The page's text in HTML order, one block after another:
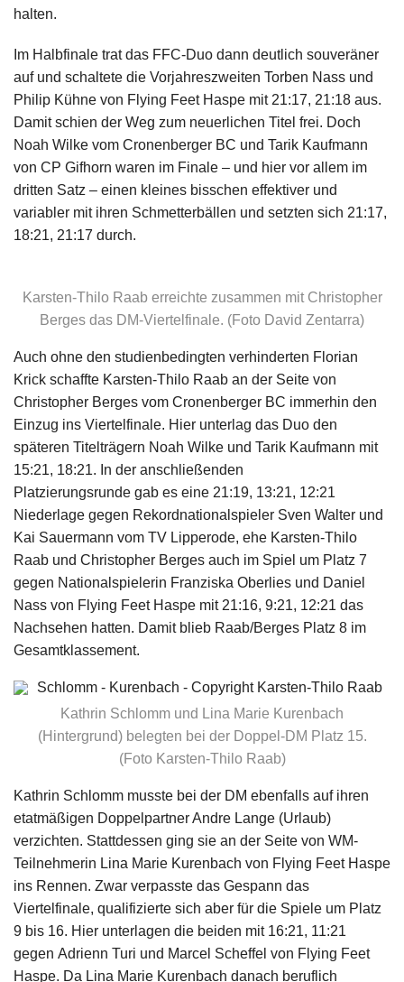
halten.
Im Halbfinale trat das FFC-Duo dann deutlich souveräner
auf und schaltete die Vorjahreszweiten Torben Nass und
Philip Kühne von Flying Feet Haspe mit 21:17, 21:18 aus.
Damit schien der Weg zum neuerlichen Titel frei. Doch
Noah Wilke vom Cronenberger BC und Tarik Kaufmann
von CP Gifhorn waren im Finale – und hier vor allem im
dritten Satz – einen kleines bisschen effektiver und
variabler mit ihren Schmetterbällen und setzten sich 21:17,
18:21, 21:17 durch.
Karsten-Thilo Raab erreichte zusammen mit Christopher
Berges das DM-Viertelfinale. (Foto David Zentarra)
Auch ohne den studienbedingten verhinderten Florian
Krick schaffte Karsten-Thilo Raab an der Seite von
Christopher Berges vom Cronenberger BC immerhin den
Einzug ins Viertelfinale. Hier unterlag das Duo den
späteren Titelträgern Noah Wilke und Tarik Kaufmann mit
15:21, 18:21. In der anschließenden
Platzierungsrunde gab es eine 21:19, 13:21, 12:21
Niederlage gegen Rekordnationalspieler Sven Walter und
Kai Sauermann vom TV Lipperode, ehe Karsten-Thilo
Raab und Christopher Berges auch im Spiel um Platz 7
gegen Nationalspielerin Franziska Oberlies und Daniel
Nass von Flying Feet Haspe mit 21:16, 9:21, 12:21 das
Nachsehen hatten. Damit blieb Raab/Berges Platz 8 im
Gesamtklassement.
Kathrin Schlomm und Lina Marie Kurenbach
(Hintergrund) belegten bei der Doppel-DM Platz 15.
(Foto Karsten-Thilo Raab)
Kathrin Schlomm musste bei der DM ebenfalls auf ihren
etatmäßigen Doppelpartner Andre Lange (Urlaub)
verzichten. Stattdessen ging sie an der Seite von WM-
Teilnehmerin Lina Marie Kurenbach von Flying Feet Haspe
ins Rennen. Zwar verpasste das Gespann das
Viertelfinale, qualifizierte sich aber für die Spiele um Platz
9 bis 16. Hier unterlagen die beiden mit 16:21, 11:21
gegen Adrienn Turi und Marcel Scheffel von Flying Feet
Haspe. Da Lina Marie Kurenbach danach beruflich